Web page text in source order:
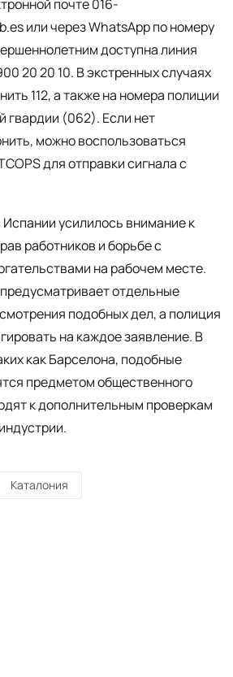
почте 016-
или через WhatsApp по номеру
доступна линия
20 20 10. В экстренных случаях
112, а также на номера полиции
гвардии (062). Если нет
можно воспользоваться
для отправки сигнала с
усилилось внимание к
работников и борьбе с
на рабочем месте.
отдельные
подобных дел, а полиция
на каждое заявление. В
как Барселона, подобные
предметом общественного
к дополнительным проверкам
Каталония